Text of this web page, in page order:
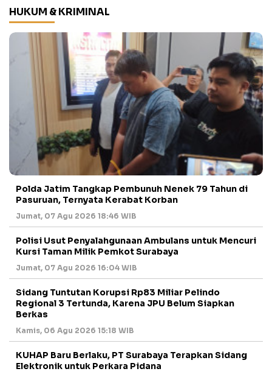
HUKUM & KRIMINAL
Polda Jatim Tangkap Pembunuh Nenek 79 Tahun di
Pasuruan, Ternyata Kerabat Korban
Jumat, 07 Agu 2026 18:46 WIB
Polisi Usut Penyalahgunaan Ambulans untuk Mencuri
Kursi Taman Milik Pemkot Surabaya
Jumat, 07 Agu 2026 16:04 WIB
Sidang Tuntutan Korupsi Rp83 Miliar Pelindo
Regional 3 Tertunda, Karena JPU Belum Siapkan
Berkas
Kamis, 06 Agu 2026 15:18 WIB
KUHAP Baru Berlaku, PT Surabaya Terapkan Sidang
Elektronik untuk Perkara Pidana